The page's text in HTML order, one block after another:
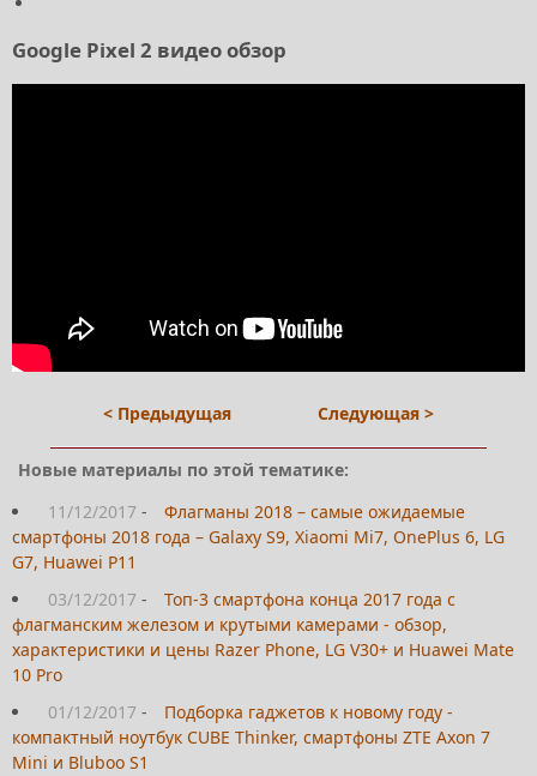
Google Pixel 2 видео обзор
< Предыдущая Следующая >
Новые материалы по этой тематике:
11/12/2017 -
Флагманы 2018 – самые ожидаемые
смартфоны 2018 года – Galaxy S9, Xiaomi Mi7, OnePlus 6, LG
G7, Huawei P11
03/12/2017 -
Топ-3 смартфона конца 2017 года с
флагманским железом и крутыми камерами - обзор,
характеристики и цены Razer Phone, LG V30+ и Huawei Mate
10 Pro
01/12/2017 -
Подборка гаджетов к новому году -
компактный ноутбук CUBE Thinker, смартфоны ZTE Axon 7
Mini и Bluboo S1